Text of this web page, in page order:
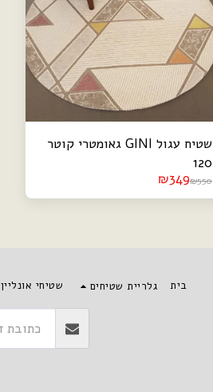
שטיח עגול GINI גאומטרי קוטר
120
₪550
₪349
בית גלריית שטיחים שטיחי אונליין